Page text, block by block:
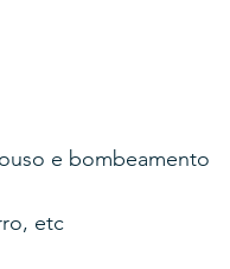
e bombeamento
etc